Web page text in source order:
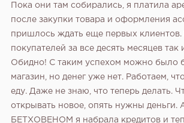
Пока они там собирались, я платила
после закупки товара и оформления
пришлось ждать еще первых клиентов.
покупателей за все десять месяцев так
Обидно! С таким успехом можно было
магазин, но денег уже нет. Работаем,
еду. Даже не знаю, что теперь делать.
открывать новое, опять нужны деньги.
БЕТХОВЕНОМ я набрала кредитов и